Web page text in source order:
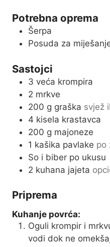
Potrebna oprema
Šerpa
Posuda za
Sastojci
3 veća krompira
2 mrkve
200 g graška svjež
4 kisela krastavca
200 g majoneze
1 kašika pavlake po
So i biber po ukusu
2 kuhana jajeta
Priprema
Kuhanje povrća:
Oguli krompir i
vodi dok ne